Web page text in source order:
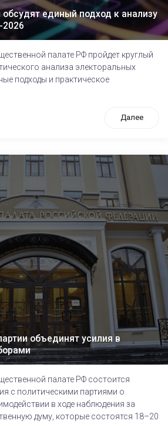
обсудят единый подход к анализу
палате РФ пройдет круглый
анализа электоральных
подходы и практическое
Далее
объединят усилия в
палате РФ состоится
с политическими партиями о
в ходе наблюдения за
думу, которые состоятся 18–20